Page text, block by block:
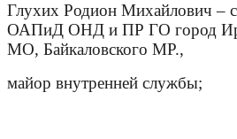
Глухих Родион Михайлович –
ОАПиД ОНД и ПР ГО город
МО, Байкаловского МР.,
майор внутренней службы;